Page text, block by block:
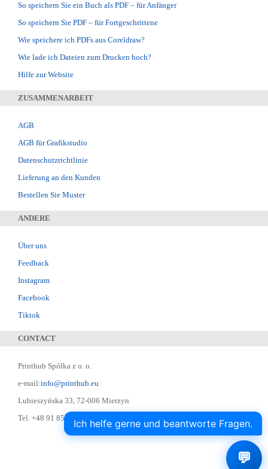
So speichern Sie ein Buch als PDF – für Anfänger
So speichern Sie PDF – für Fortgeschrittene
Wie speichere ich PDFs aus Coreldraw?
Wie lade ich Dateien zum Drucken hoch?
Hilfe zur Website
ZUSAMMENARBEIT
AGB
AGB für Grafikstudio
Datenschutzrichtlinie
Lieferung an den Kunden
Bestellen Sie Muster
ANDERE
Über uns
Feedback
Instagram
Facebook
Tiktok
CONTACT
Printhub Spółka z o. o.
e-mail:info@printhub.eu
Lubieszyńska 33, 72-006 Mierzyn
Tel. +48 91 852 22 22 ; Skype: designer75
Ich helfe gerne und beantworte Fragen.
💬